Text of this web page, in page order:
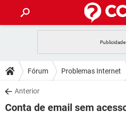
CELULAR
OUTLOOK
INSTAGRAM
DICAS
JOGOS
DOWNLOADS
JOGOS
Fórum Problemas Internet
Anterior
Conta de email sem